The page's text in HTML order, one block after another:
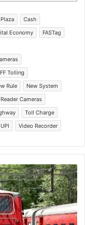
Cash
Economy
FASTag
Tolling
Rule
New System
Cameras
Toll Charge
UPI Video Recorder